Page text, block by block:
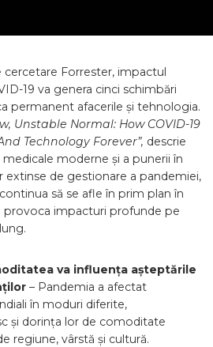
Forrester, impactul
19 va genera cinci schimbări
permanent afacerile și tehnologia.
Unstable Normal: How COVID-19
Technology Forever”, descrie
moderne și a punerii în
extinse de gestionare a pandemiei,
să se afle în prim plan în
provoca impacturi profunde pe
va influența așteptările
– Pandemia a afectat
în moduri diferite,
și dorința lor de comoditate
regiune, vârstă și cultură.